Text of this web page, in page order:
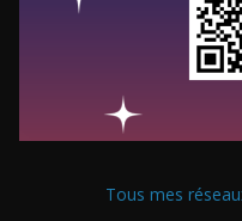
Tous mes